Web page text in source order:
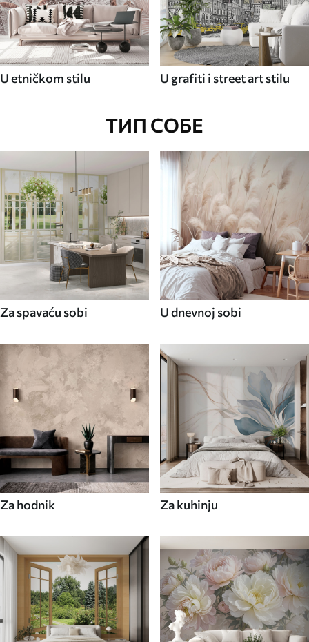
U etničkom stilu U grafiti i street art stilu
ТИП СОБЕ
Za spavaću sobi U dnevnoj sobi
Za hodnik Za kuhinju